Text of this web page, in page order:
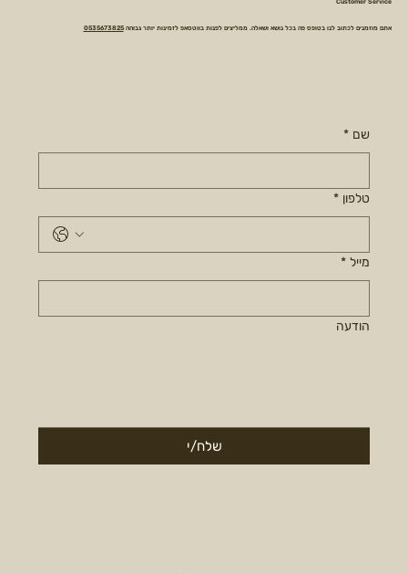
אתם מוזמנים לכתוב לנו בטופס פה בכל נושא ושאלה. ממליצים לפנות בווטסאפ לזמינות יותר גבוהה0535673825
שם *
טלפון *
מייל *
הודעה
שלח/י